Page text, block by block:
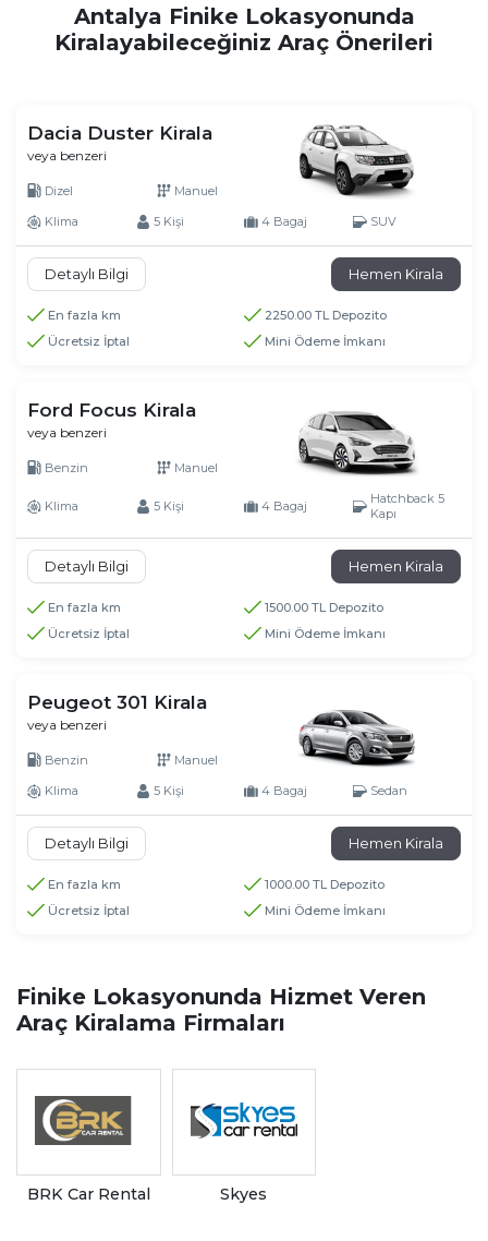
Antalya Finike Lokasyonunda
Kiralayabileceğiniz Araç Önerileri
Dacia Duster Kirala
veya benzeri
Dizel Manuel
Klima 5 Kişi 4 Bagaj SUV
Detaylı Bilgi Hemen Kirala
En fazla km
2250.00 TL Depozito
Ücretsiz İptal
Mini Ödeme İmkanı
Ford Focus Kirala
veya benzeri
Benzin Manuel
Klima 5 Kişi 4 Bagaj
Hatchback 5
Kapı
Detaylı Bilgi Hemen Kirala
En fazla km
1500.00 TL Depozito
Ücretsiz İptal
Mini Ödeme İmkanı
Peugeot 301 Kirala
veya benzeri
Benzin Manuel
Klima 5 Kişi 4 Bagaj Sedan
Detaylı Bilgi Hemen Kirala
En fazla km
1000.00 TL Depozito
Ücretsiz İptal
Mini Ödeme İmkanı
Finike Lokasyonunda Hizmet Veren
Araç Kiralama Firmaları
BRK Car Rental Skyes